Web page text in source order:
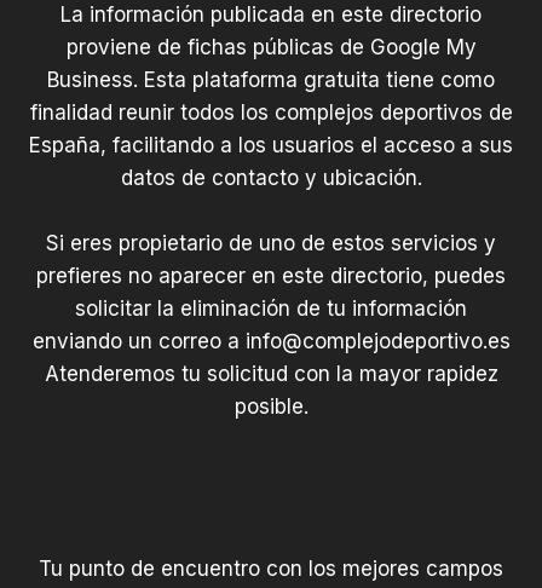
La información publicada en este directorio
proviene de fichas públicas de Google My
Business. Esta plataforma gratuita tiene como
finalidad reunir todos los complejos deportivos de
España, facilitando a los usuarios el acceso a sus
datos de contacto y ubicación.
Si eres propietario de uno de estos servicios y
prefieres no aparecer en este directorio, puedes
solicitar la eliminación de tu información
enviando un correo a info@complejodeportivo.es
Atenderemos tu solicitud con la mayor rapidez
posible.
Tu punto de encuentro con los mejores campos